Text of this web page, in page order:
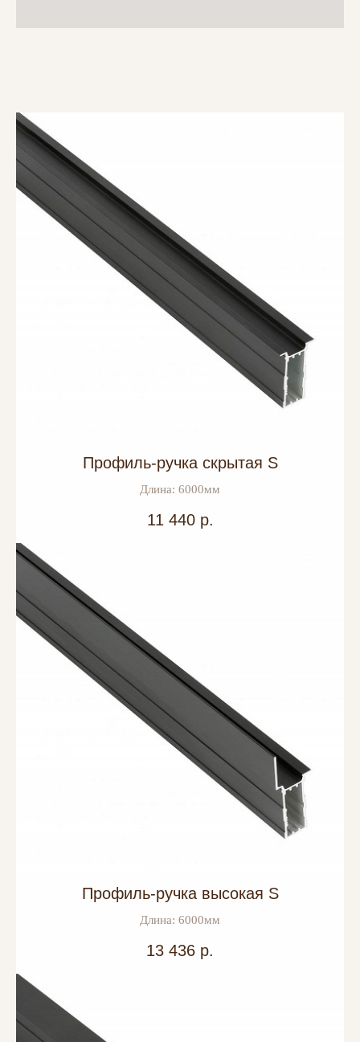
Профиль-ручка скрытая S
Длина: 6000мм
11 440 р.
Профиль-ручка высокая S
Длина: 6000мм
13 436 р.